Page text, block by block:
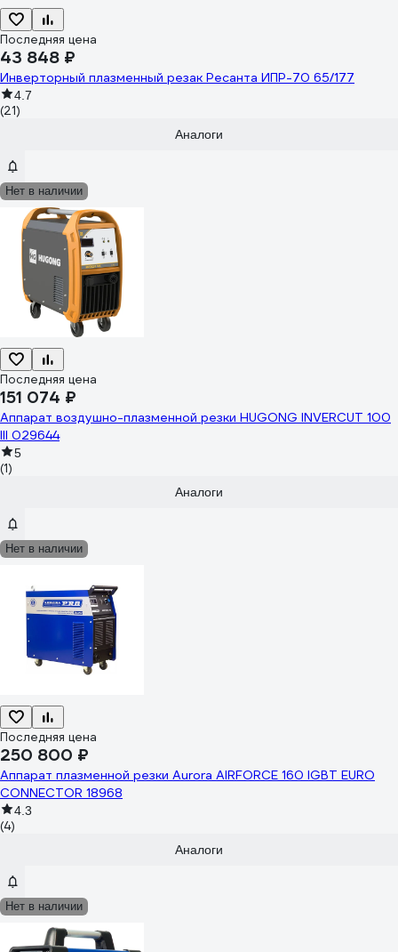
Последняя цена
43 848 ₽
Инверторный плазменный резак Ресанта ИПР-70 65/177
4.7
(21)
Аналоги
Нет в наличии
Последняя цена
151 074 ₽
Аппарат воздушно-плазменной резки HUGONG INVERCUT 100
III 029644
5
(1)
Аналоги
Нет в наличии
Последняя цена
250 800 ₽
Аппарат плазменной резки Aurora AIRFORCE 160 IGBT EURO
CONNECTOR 18968
4.3
(4)
Аналоги
Нет в наличии